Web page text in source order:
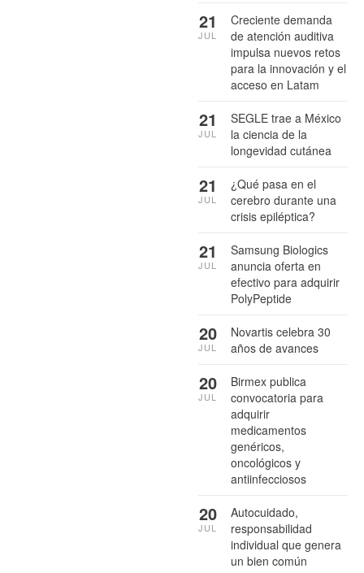
Creciente demanda
de atención auditiva
impulsa nuevos retos
para la innovación y el
acceso en Latam
21
JUL
SEGLE trae a México
la ciencia de la
longevidad cutánea
21
JUL
¿Qué pasa en el
cerebro durante una
crisis epiléptica?
21
JUL
Samsung Biologics
anuncia oferta en
efectivo para adquirir
PolyPeptide
21
JUL
Novartis celebra 30
años de avances
20
JUL
Birmex publica
convocatoria para
adquirir
medicamentos
genéricos,
oncológicos y
antiinfecciosos
20
JUL
Autocuidado,
responsabilidad
individual que genera
un bien común
20
JUL